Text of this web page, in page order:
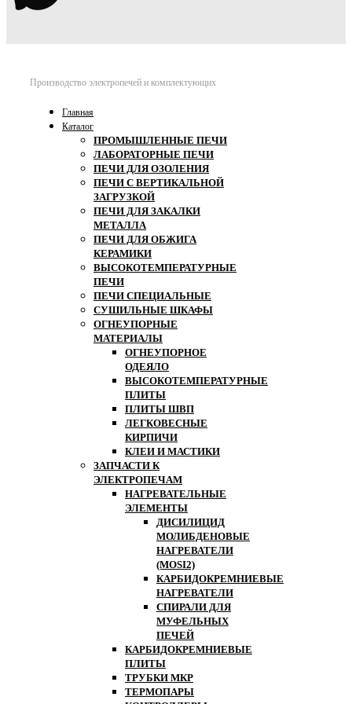
Производство электропечей и комплектующих
Главная
Каталог
ПРОМЫШЛЕННЫЕ ПЕЧИ
ЛАБОРАТОРНЫЕ ПЕЧИ
ПЕЧИ ДЛЯ ОЗОЛЕНИЯ
ПЕЧИ С ВЕРТИКАЛЬНОЙ
ЗАГРУЗКОЙ
ПЕЧИ ДЛЯ ЗАКАЛКИ
МЕТАЛЛА
ПЕЧИ ДЛЯ ОБЖИГА
КЕРАМИКИ
ВЫСОКОТЕМПЕРАТУРНЫЕ
ПЕЧИ
ПЕЧИ СПЕЦИАЛЬНЫЕ
СУШИЛЬНЫЕ ШКАФЫ
ОГНЕУПОРНЫЕ
МАТЕРИАЛЫ
ОГНЕУПОРНОЕ
ОДЕЯЛО
ВЫСОКОТЕМПЕРАТУРНЫЕ
ПЛИТЫ
ПЛИТЫ ШВП
ЛЕГКОВЕСНЫЕ
КИРПИЧИ
КЛЕИ И МАСТИКИ
ЗАПЧАСТИ К
ЭЛЕКТРОПЕЧАМ
НАГРЕВАТЕЛЬНЫЕ
ЭЛЕМЕНТЫ
ДИСИЛИЦИД
МОЛИБДЕНОВЫЕ
НАГРЕВАТЕЛИ
(MOSI2)
КАРБИДОКРЕМНИЕВЫЕ
НАГРЕВАТЕЛИ
СПИРАЛИ ДЛЯ
МУФЕЛЬНЫХ
ПЕЧЕЙ
КАРБИДОКРЕМНИЕВЫЕ
ПЛИТЫ
ТРУБКИ МКР
ТЕРМОПАРЫ